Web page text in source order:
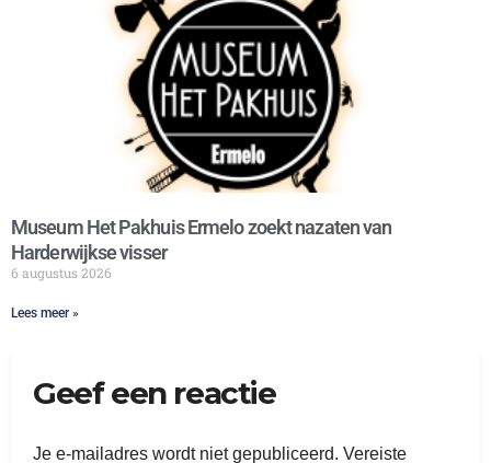
Museum Het Pakhuis Ermelo zoekt nazaten van
Harderwijkse visser
6 augustus 2026
Lees meer »
Geef een reactie
Je e-mailadres wordt niet gepubliceerd. Vereiste